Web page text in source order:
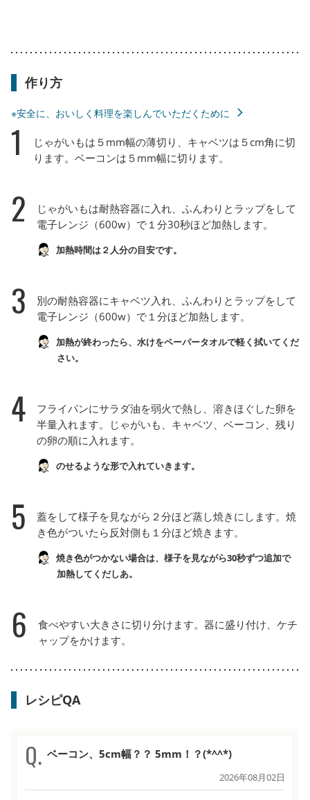
作り方
※安全に、おいしく料理を楽しんでいただくために
1
じゃがいもは５mm幅の薄切り、キャベツは５cm角に切
ります。ベーコンは５mm幅に切ります。
2
じゃがいもは耐熱容器に入れ、ふんわりとラップをして
電子レンジ（600w）で１分30秒ほど加熱します。
加熱時間は２人分の目安です。
3
別の耐熱容器にキャベツ入れ、ふんわりとラップをして
電子レンジ（600w）で１分ほど加熱します。
加熱が終わったら、水けをペーパータオルで軽く拭いてくだ
さい。
4
フライパンにサラダ油を弱火で熱し、溶きほぐした卵を
半量入れます。じゃがいも、キャベツ、ベーコン、残り
の卵の順に入れます。
のせるような形で入れていきます。
5
蓋をして様子を見ながら２分ほど蒸し焼きにします。焼
き色がついたら反対側も１分ほど焼きます。
焼き色がつかない場合は、様子を見ながら30秒ずつ追加で
加熱してくだしあ。
6
食べやすい大きさに切り分けます。器に盛り付け、ケチ
ャップをかけます。
レシピQA
ベーコン、5cm幅？？ 5mm！？(*^^*)
2026年08月02日